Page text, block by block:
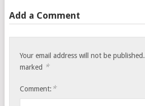
Add a Comment
Your email address will not be published.
marked *
Comment: *